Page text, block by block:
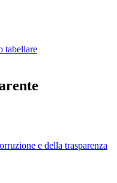
tabellare
e della trasparenza